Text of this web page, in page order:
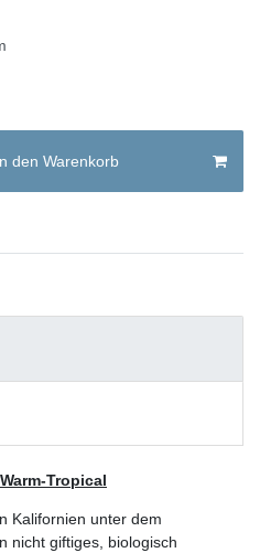
den Warenkorb
Tropical
Kalifornien unter dem
nicht giftiges, biologisch